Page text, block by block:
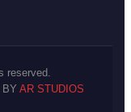
reserved.
BY AR STUDIOS